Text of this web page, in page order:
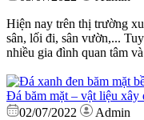
Hiện nay trên thị trường
sân, lối đi, sân vườn,...
nhiều gia đình quan tâm
Đá băm mặt – vật liệu xây
02/07/2022
Admin